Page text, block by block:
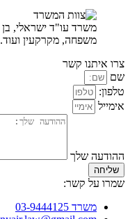
משרד עו"ד ישראלי, בן
משפחה, מקרקעין ועוד.
צרו איתנו קשר
שם
טלפון:
אימייל
ההודעה שלך
שליחה
שמרו על קשר:
משרד 03-9444125